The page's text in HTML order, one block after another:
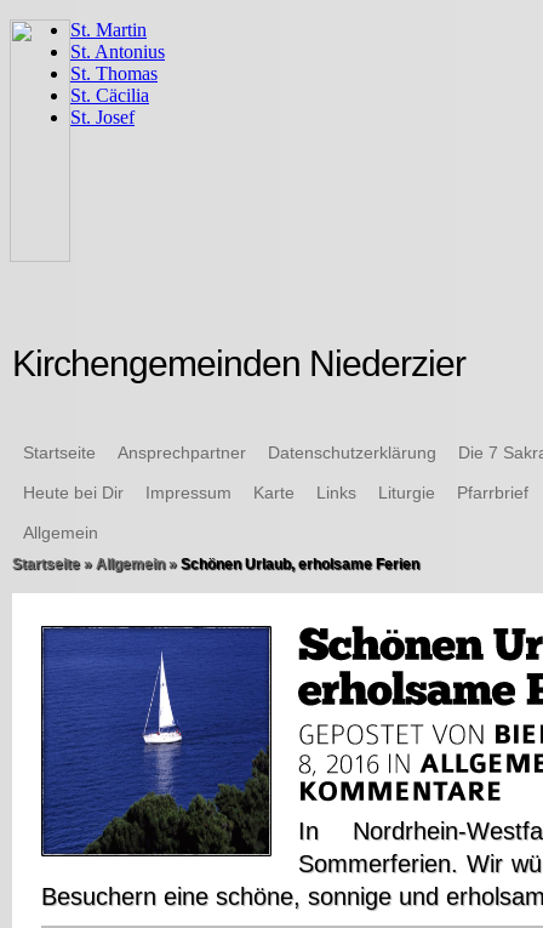
Kirchengemeinden Niederzier
Startseite Ansprechpartner Datenschutzerklärung Die 7
Heute bei Dir Impressum Karte Links Liturgie Pfarrbrief
Allgemein
Startseite » Allgemein »Schönen Urlaub, erholsame Ferien
In Nordrhein-
Sommerferien. Wir
Besuchern eine schöne, sonnige und